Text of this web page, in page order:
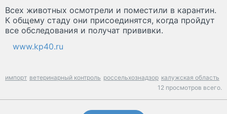
Всех животных осмотрели и поместили в карантин.
К общему стаду они присоединятся, когда пройдут
все обследования и получат прививки.
www.kp40.ru
импорт ветеринарный контроль россельхознадзор калужская область
12 просмотров всего.